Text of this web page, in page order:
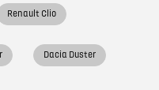
Renault Clio
Dacia Duster